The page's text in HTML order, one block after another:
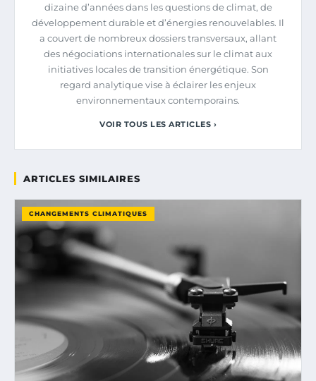
dizaine d’années dans les questions de climat, de
développement durable et d’énergies renouvelables. Il
a couvert de nombreux dossiers transversaux, allant
des négociations internationales sur le climat aux
initiatives locales de transition énergétique. Son
regard analytique vise à éclairer les enjeux
environnementaux contemporains.
VOIR TOUS LES ARTICLES ›
ARTICLES SIMILAIRES
CHANGEMENTS CLIMATIQUES